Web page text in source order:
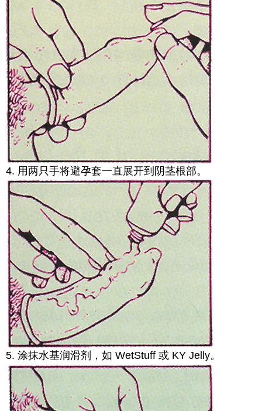
4. 用两只手将避孕套一直展开到阴茎根部。
5. 涂抹水基润滑剂，如 WetStuff 或 KY Jelly。